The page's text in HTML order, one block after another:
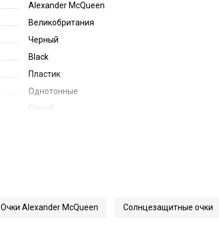
Alexander McQueen
Великобритания
Черный
Black
Пластик
Однотонные
Серый
0469S
Очки Alexander McQueen Солнцезащитные очки